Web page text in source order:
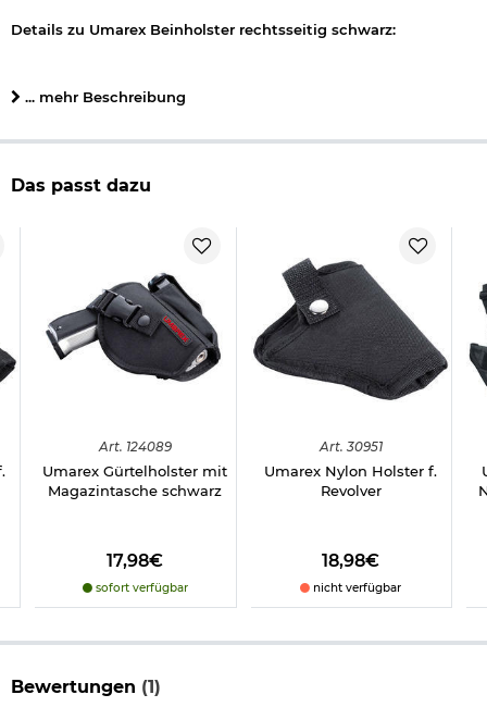
Details zu Umarex Beinholster rechtsseitig schwarz:
Maße: ca. 30 x 18,5 cm
1 Magazintasche
Herstellerinformationen
... mehr Beschreibung
Das passt dazu
Art. 124089
Umarex Gürtelholster mit
Magazintasche schwarz
17,98€
sofort verfügbar
Art. 30951
Umarex Nylon Holster f.
Revolver
18,98€
nicht verfügbar
Bewertungen (1)